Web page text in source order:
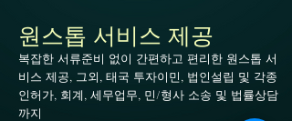
원스톱 서비스 제공
복잡한 서류준비 없이 간편하고 편리한 원스톱 서
비스 제공, 그외, 태국 투자이민, 법인설립 및 각종
인허가, 회계, 세무업무, 민/형사 소송 및 법률상담
까지